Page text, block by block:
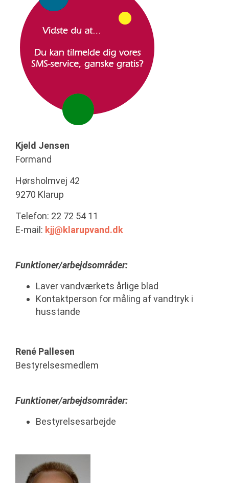
Kjeld Jensen
Formand
Hørsholmvej 42
9270 Klarup
Telefon: 22 72 54 11
E-mail: kjj@klarupvand.dk
Funktioner/arbejdsområder:
Laver vandværkets årlige blad
Kontaktperson for måling af vandtryk i
husstande
René Pallesen
Bestyrelsesmedlem
Funktioner/arbejdsområder:
Bestyrelsesarbejde